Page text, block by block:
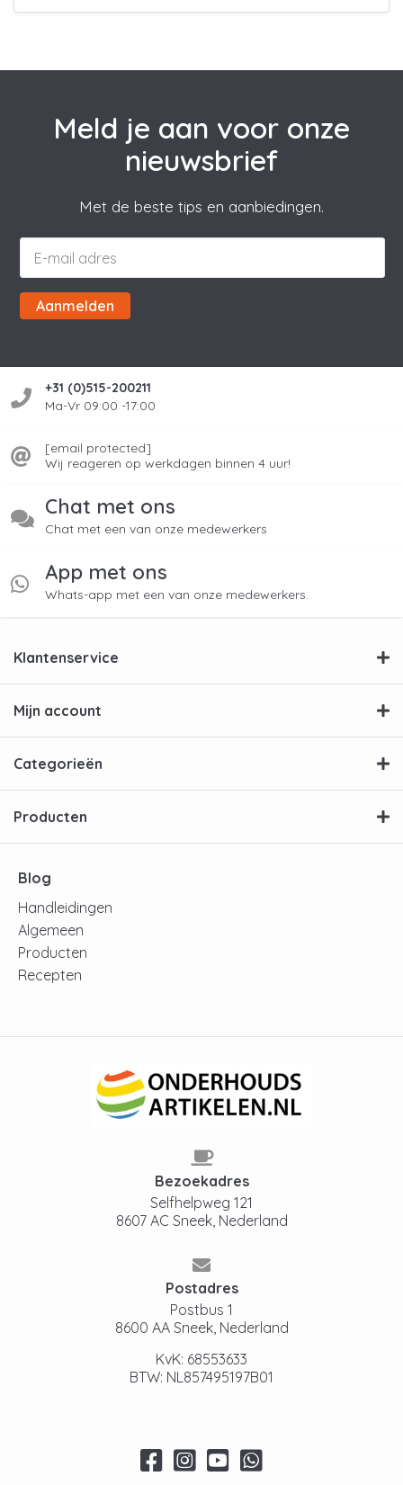
Meld je aan voor onze
nieuwsbrief
Met de beste tips en aanbiedingen.
Aanmelden
+31 (0)515-200211
Ma-Vr 09:00 -17:00
[email protected]
Wij reageren op werkdagen binnen 4 uur!
Chat met ons
Chat met een van onze medewerkers
App met ons
Whats-app met een van onze medewerkers.
Klantenservice
Mijn account
Categorieën
Producten
Blog
Handleidingen
Algemeen
Producten
Recepten
Bezoekadres
Selfhelpweg 121
8607 AC Sneek, Nederland
Postadres
Postbus 1
8600 AA Sneek, Nederland
KvK: 68553633
BTW: NL857495197B01